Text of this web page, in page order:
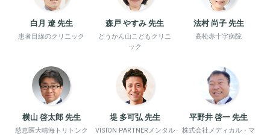
白月 遼 先生
患者目線のクリニック
森戸 やすみ 先生
どうかん山こどもクリニ
ック
法村 尚子 先生
高松赤十字病院
横山 啓太郎 先生
慈恵医大晴海トリトンク
堤 多可弘 先生
VISION PARTNERメンタル
平野井 啓一 先生
株式会社メディカル・マ